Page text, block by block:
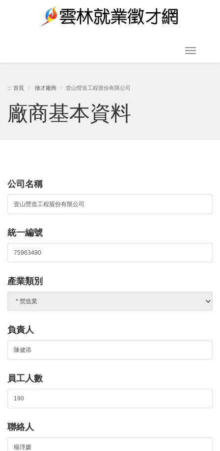
容
Toggle
::: 首頁 徵才廠商 壹山營造工程股份有限公司
廠商基本資料
公司名稱
統一編號
產業類別
負責人
員工人數
聯絡人